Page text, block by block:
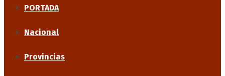
PORTADA
Nacional
Provincias